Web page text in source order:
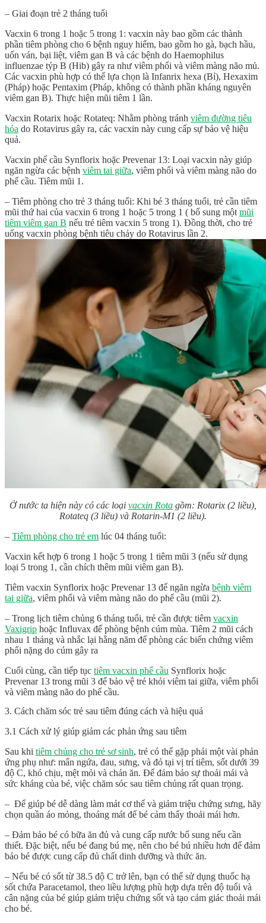
– Giai đoạn trẻ 2 tháng tuổi
Vacxin 6 trong 1 hoặc 5 trong 1: vacxin này bao gồm các thành
phần tiêm phòng cho 6 bệnh nguy hiểm, bao gồm ho gà, bạch hầu,
uốn ván, bại liệt, viêm gan B và các bệnh do Haemophilus
influenzae týp B (Hib) gây ra như viêm phổi và viêm màng não mủ.
Các vacxin phù hợp có thể lựa chọn là Infanrix hexa (Bỉ), Hexaxim
(Pháp) hoặc Pentaxim (Pháp, không có thành phần kháng nguyên
viêm gan B). Thực hiện mũi tiêm 1 lần.
Vacxin Rotarix hoặc Rotateq: Nhằm phòng tránh viêm đường tiêu
hóa do Rotavirus gây ra, các vacxin này cung cấp sự bảo vệ hiệu
quả.
Vacxin phế cầu Synflorix hoặc Prevenar 13: Loại vacxin này giúp
ngăn ngừa các bệnh viêm tai giữa, viêm phổi và viêm màng não do
phế cầu. Tiêm mũi 1.
– Tiêm phòng cho trẻ 3 tháng tuổi: Khi bé 3 tháng tuổi, trẻ cần tiêm
mũi thứ hai của vacxin 6 trong 1 hoặc 5 trong 1 ( bổ sung mộtmũi
tiêm viêm gan B nếu trẻ tiêm vacxin 5 trong 1). Đồng thời, cho trẻ
uống vacxin phòng bệnh tiêu chảy do Rotavirus lần 2.
Ở nước ta hiện này có các loại vacxin Rota gồm: Rotarix (2 liều),
Rotateq (3 liều) và Rotarin-M1 (2 liều).
– Tiêm phòng cho trẻ em lúc 04 tháng tuổi:
Vacxin kết hợp 6 trong 1 hoặc 5 trong 1 tiêm mũi 3 (nếu sử dụng
loại 5 trong 1, cần chích thêm mũi viêm gan B).
Tiêm vacxin Synflorix hoặc Prevenar 13 để ngăn ngừa bệnh viêm
tai giữa, viêm phổi và viêm màng não do phế cầu (mũi 2).
– Trong lịch tiêm chủng 6 tháng tuổi, trẻ cần được tiêm vacxin
Vaxigrip hoặc Influvax để phòng bệnh cúm mùa. Tiêm 2 mũi cách
nhau 1 tháng và nhắc lại hằng năm để phòng các biến chứng viêm
phổi nặng do cúm gây ra
Cuối cùng, cần tiếp tục tiêm vacxin phế cầu Synflorix hoặc
Prevenar 13 trong mũi 3 để bảo vệ trẻ khỏi viêm tai giữa, viêm phổi
và viêm màng não do phế cầu.
3. Cách chăm sóc trẻ sau tiêm đúng cách và hiệu quả
3.1 Cách xử lý giúp giảm các phản ứng sau tiêm
Sau khi tiêm chủng cho trẻ sơ sinh, trẻ có thể gặp phải một vài phản
ứng phụ như: mẩn ngứa, đau, sưng, và đỏ tại vị trí tiêm, sốt dưới 39
độ C, khó chịu, mệt mỏi và chán ăn. Để đảm bảo sự thoải mái và
sức kháng của bé, việc chăm sóc sau tiêm chủng rất quan trọng.
– Để giúp bé dễ dàng làm mát cơ thể và giảm triệu chứng sưng, hãy
chọn quần áo mỏng, thoáng mát để bé cảm thấy thoải mái hơn.
– Đảm bảo bé có bữa ăn đủ và cung cấp nước bổ sung nếu cần
thiết. Đặc biệt, nếu bé đang bú mẹ, nên cho bé bú nhiều hơn để đảm
bảo bé được cung cấp đủ chất dinh dưỡng và thức ăn.
– Nếu bé có sốt từ 38.5 độ C trở lên, bạn có thể sử dụng thuốc hạ
sốt chứa Paracetamol, theo liều lượng phù hợp dựa trên độ tuổi và
cân nặng của bé giúp giảm triệu chứng sốt và tạo cảm giác thoải mái
cho bé.